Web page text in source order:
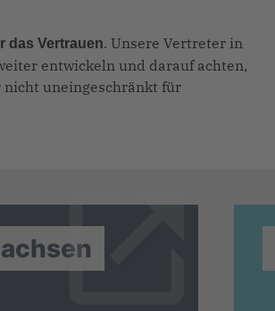
das Vertrauen. Unsere Vertreter in
entwickeln und darauf achten,
uneingeschränkt für